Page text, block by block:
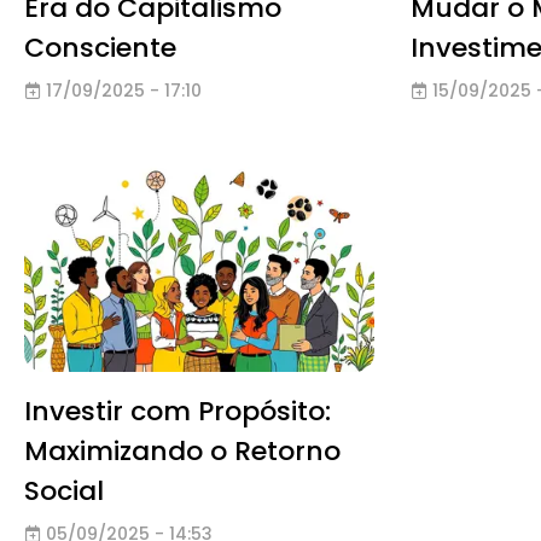
Era do Capitalismo
Consciente
17/09/2025 - 17:10
Mudar o
15/09/2025
Investir com Propósito:
Maximizando o Retorno
Social
05/09/2025 - 14:53